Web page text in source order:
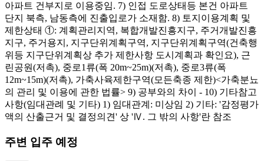
아파트 건부지로 이용중임. 7) 인접 도로상태등 본건 아파트
단지 북측, 남동측에 진출입로가 소재함. 8) 토지이용계획 및
제한상태 ①: 계획관리지역, 복합개발진흥지구, 주거개발진흥
지구, 주거용지, 지구단위계획구역, 지구단위계획구역(건축행
위등 지구단위계획상 추가 제한사항 도시계획과 확인요), 근
린공원(저촉), 중로1류(폭 20m~25m)(저촉), 중로3류(폭
12m~15m)(저촉), 가축사육제한구역(모든축종 제한)<가축분뇨
의 관리 및 이용에 관한 법률> 9) 공부와의 차이 - 10) 기타참고
사항(임대관례 및 기타) 1) 임대관계: 미상임 2) 기타: '감정평가
액의 산출근거 및 결정의견' 상 'Ⅳ. 그 밖의 사항'란 참조
주변 입주 예정